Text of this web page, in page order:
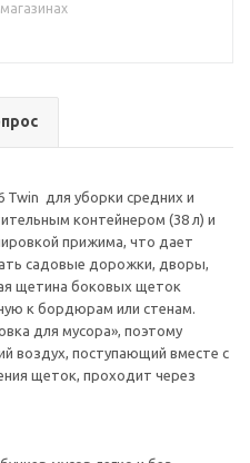
для уборки средних и
контейнером (38 л) и
прижима, что дает
садовые дорожки, дворы,
щетина боковых щеток
к бордюрам или стенам.
для мусора», поэтому
воздух, поступающий вместе с
щеток, проходит через